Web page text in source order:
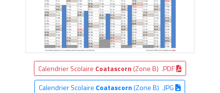
Calendrier Scolaire Coatascorn (Zone B) .PDF
Calendrier Scolaire Coatascorn(Zone B) .JPG